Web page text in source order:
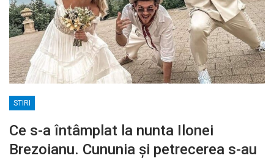
STIRI
Ce s-a întâmplat la nunta Ilonei
Brezoianu. Cununia și petrecerea s-au